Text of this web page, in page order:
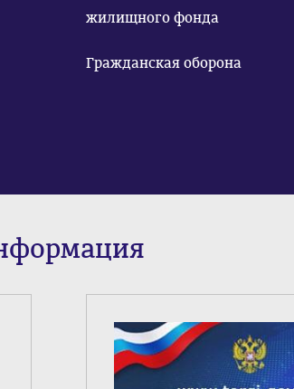
жилищного фонда
Гражданская оборона